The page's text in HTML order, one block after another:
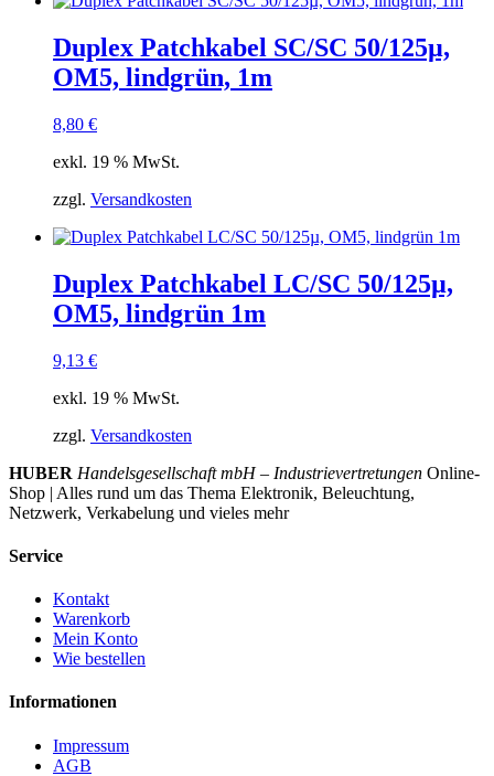
Duplex Patchkabel SC/SC 50/125µ,
OM5, lindgrün, 1m
8,80 €
exkl. 19 % MwSt.
zzgl. Versandkosten
Duplex Patchkabel LC/SC 50/125µ,
OM5, lindgrün 1m
9,13 €
exkl. 19 % MwSt.
zzgl. Versandkosten
HUBER Handelsgesellschaft mbH – Industrievertretungen Online-
Shop | Alles rund um das Thema Elektronik, Beleuchtung,
Netzwerk, Verkabelung und vieles mehr
Service
Kontakt
Warenkorb
Mein Konto
Wie bestellen
Informationen
Impressum
AGB